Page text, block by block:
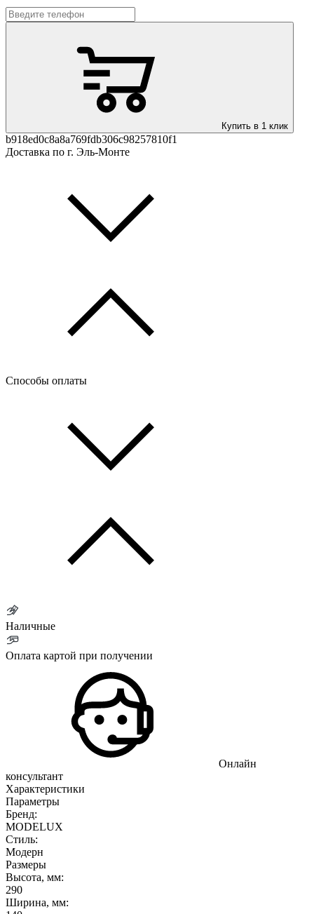
Купить в 1 клик
b918ed0c8a8a769fdb306c98257810f1
Доставка по г. Эль-Монте
Способы оплаты
Наличные
Оплата картой при получении
Онлайн
консультант
Характеристики
Параметры
Бренд:
MODELUX
Стиль:
Модерн
Размеры
Высота, мм:
290
Ширина, мм: